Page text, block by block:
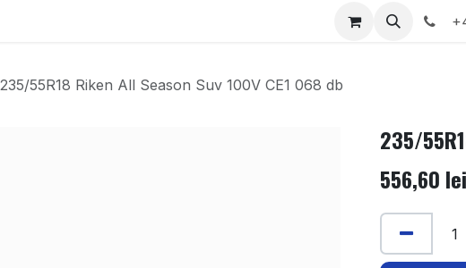
235/55R18 Riken All Season Suv 100V CE1 068 db
235/
556,60 lei